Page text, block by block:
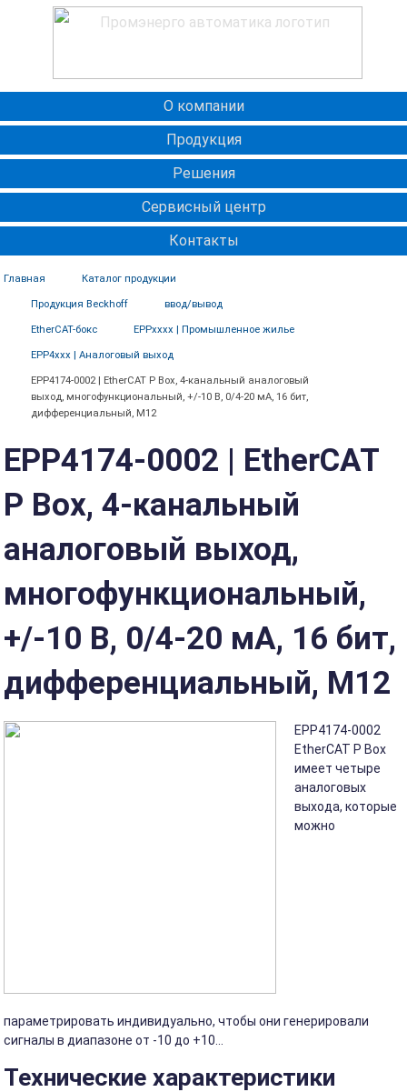
О компании
Продукция
Решения
Сервисный центр
Контакты
Главная Каталог продукции
Продукция Beckhoff ввод/вывод
EtherCAT-бокс EPPxxxx | Промышленное жилье
EPP4xxx | Аналоговый выход
EPP4174-0002 | EtherCAT P Box, 4-канальный аналоговый
выход, многофункциональный, +/-10 В, 0/4-20 мА, 16 бит,
дифференциальный, M12
EPP4174-0002 | EtherCAT
P Box, 4-канальный
аналоговый выход,
многофункциональный,
+/-10 В, 0/4-20 мА, 16 бит,
дифференциальный, M12
EPP4174-0002
EtherCAT P Box
имеет четыре
аналоговых
выхода, которые
можно
параметрировать индивидуально, чтобы они генерировали
сигналы в диапазоне от -10 до +10...
Технические характеристики